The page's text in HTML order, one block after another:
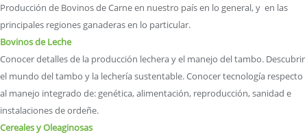
Producción de Bovinos de Carne en nuestro país en lo general, y en las
principales regiones ganaderas en lo particular.
Bovinos de Leche
Conocer detalles de la producción lechera y el manejo del tambo. Descubrir
el mundo del tambo y la lechería sustentable. Conocer tecnología respecto
al manejo integrado de: genética, alimentación, reproducción, sanidad e
instalaciones de ordeñe.
Cereales y Oleaginosas